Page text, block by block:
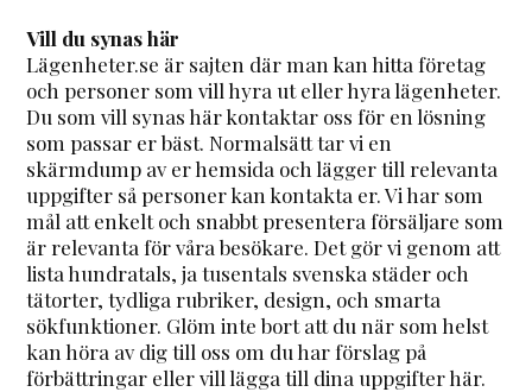
Vill du synas här
Lägenheter.se är sajten där man kan hitta företag
och personer som vill hyra ut eller hyra lägenheter.
Du som vill synas här kontaktar oss för en lösning
som passar er bäst. Normalsätt tar vi en
skärmdump av er hemsida och lägger till relevanta
uppgifter så personer kan kontakta er. Vi har som
mål att enkelt och snabbt presentera försäljare som
är relevanta för våra besökare. Det gör vi genom att
lista hundratals, ja tusentals svenska städer och
tätorter, tydliga rubriker, design, och smarta
sökfunktioner. Glöm inte bort att du när som helst
kan höra av dig till oss om du har förslag på
förbättringar eller vill lägga till dina uppgifter här.